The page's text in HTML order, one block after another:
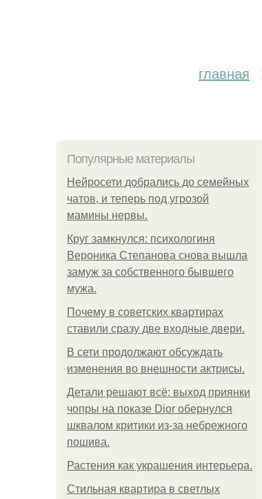
главная
Популярные материалы
Нейросети добрались до семейных
чатов, и теперь под угрозой
мамины нервы.
Круг замкнулся: психологиня
Вероника Степанова снова вышла
замуж за собственного бывшего
мужа.
Почему в советских квартирах
ставили сразу две входные двери.
В сети продолжают обсуждать
изменения во внешности актрисы.
Детали решают всё: выход приянки
чопры на показе Dior обернулся
шквалом критики из-за небрежного
пошива.
Растения как украшения интерьера.
Стильная квартира в светлых